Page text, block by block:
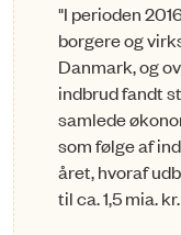
"I perioden
borgere og
Danmark, og
indbrud fandt
samlede
som følge af
året, hvoraf
til ca. 1,5 mia.